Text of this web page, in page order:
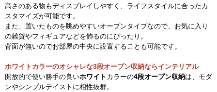
高さのある物もディスプレイしやすく、ライフスタイルに合ったカ
スタマイズが可能です。
また、置いたものを眺めやすいオープンタイプなので、お気に入り
の雑貨やフィギュアなどを飾るのにぴったり。
背面が無いのでお部屋の中央に設置することも可能です。
ホワイトカラーのオシャレな3段オープン収納ならインテリアル
開放的で使い勝手の良いホワイトカラーの4段オープン収納は、モダ
ンやシンプルテイストに相性抜群。